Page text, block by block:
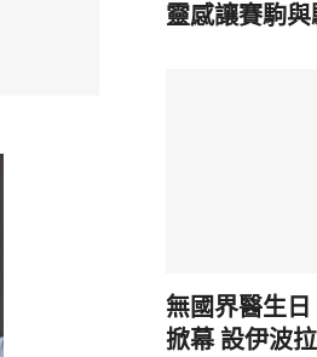
靈感讓賽駒
無國界醫生
掀幕 設伊波